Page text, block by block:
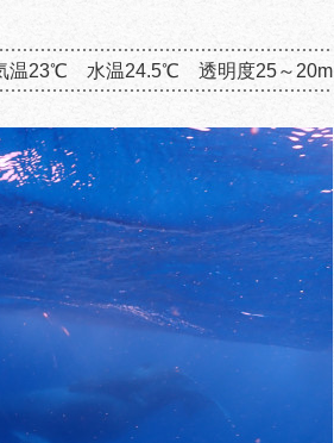
温23℃ 水温24.5℃ 透明度25～20m